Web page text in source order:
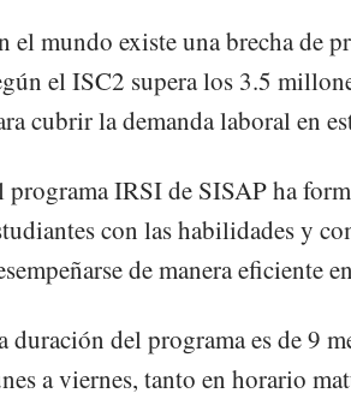
el mundo existe una brecha de
el ISC2 supera los 3.5
cubrir la demanda laboral en
programa IRSI de SISAP ha
con las habilidades y
de manera eficiente
duración del programa es de 9
a viernes, tanto en horario